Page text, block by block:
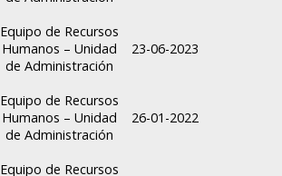
Equipo de Recursos
Humanos – Unidad
de Administración
23-06-2023
Equipo de Recursos
Humanos – Unidad
de Administración
26-01-2022
Equipo de Recursos